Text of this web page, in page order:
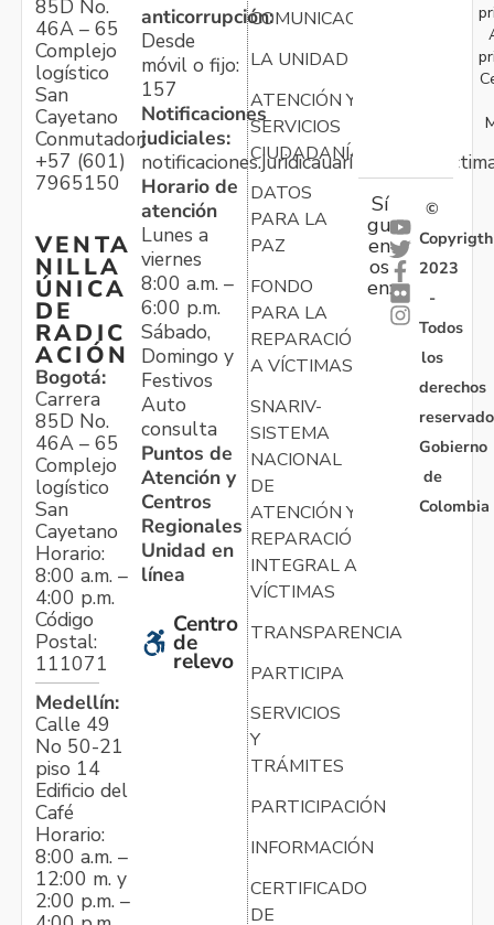
85D No.
46A – 65
Complejo
logístico
San
Cayetano
Conmutador:
+57 (601)
7965150
VENTA
NILLA
ÚNICA
DE
RADIC
ACIÓN
Bogotá:
Carrera
85D No.
46A – 65
Complejo
logístico
San
Cayetano
Horario:
8:00 a.m. –
4:00 p.m.
Código
Postal:
111071
Medellín:
Calle 49
No 50-21
piso 14
Edificio del
Café
Horario:
8:00 a.m. –
12:00 m. y
2:00 p.m. –
anticorrupción:
Desde
móvil o fijo:
157
Notificaciones
judiciales:
Horario de
atención
Lunes a
viernes
8:00 a.m. –
6:00 p.m.
Sábado,
Domingo y
Festivos
Auto
consulta
Puntos de
Atención y
Centros
Regionales
Unidad en
línea
Centro
de
relevo
COMUNICACIONES
LA UNIDAD
ATENCIÓN Y
SERVICIOS
CIUDADANÍA
DATOS
PARA LA
PAZ
FONDO
PARA LA
REPARACIÓN
A VÍCTIMAS
SNARIV-
SISTEMA
NACIONAL
DE
ATENCIÓN Y
REPARACIÓN
INTEGRAL A
VÍCTIMAS
TRANSPARENCIA
PARTICIPA
SERVICIOS
Y
TRÁMITES
PARTICIPACIÓN
INFORMACIÓN
CERTIFICADO
DE
Sí
gu
en
os
en:
©
Copyrigth
2023
-
Todos
los
derechos
Gobierno
de
Colombia